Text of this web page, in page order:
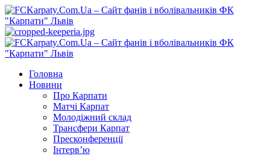
Перейти
до
вмісту
Primary
Menu
Головна
Новини
Про Карпати
Матчі Карпат
Молодіжний склад
Трансфери Карпат
Пресконференції
Інтерв’ю